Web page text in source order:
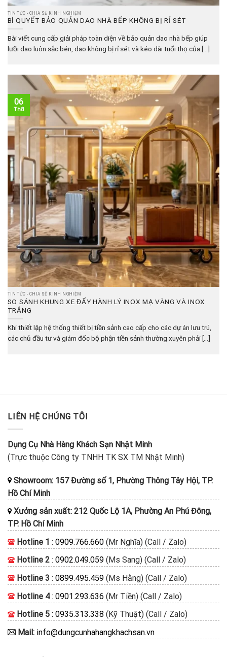
TIN TỨC - CHIA SẺ KINH NGHIỆM
BÍ QUYẾT BẢO QUẢN DAO NHÀ BẾP KHÔNG BỊ RỈ SÉT
Bài viết cung cấp giải pháp toàn diện về bảo quản dao nhà bếp giúp
lưỡi dao luôn sắc bén, dao không bị rỉ sét và kéo dài tuổi thọ của [...]
TIN TỨC - CHIA SẺ KINH NGHIỆM
SO SÁNH KHUNG XE ĐẨY HÀNH LÝ INOX MẠ VÀNG VÀ INOX
TRẮNG
Khi thiết lập hệ thống thiết bị tiền sảnh cao cấp cho các dự án lưu trú,
các chủ đầu tư và giám đốc bộ phận tiền sảnh thường xuyên phải [...]
06
Th8
LIÊN HỆ CHÚNG TÔI
Dụng Cụ Nhà Hàng Khách Sạn Nhật Minh
(Trực thuộc Công ty TNHH TK SX TM Nhật Minh)
Showroom: 157 Đường số 1, Phường Thông Tây Hội, TP.
Hồ Chí Minh
Xưởng sản xuất: 212 Quốc Lộ 1A, Phường An Phú Đông,
TP. Hồ Chí Minh
Hotline 1 : 0909.766.660 (Mr Nghĩa) (Call / Zalo)
Hotline 2 : 0902.049.059 (Ms Sang) (Call / Zalo)
Hotline 3 : 0899.495.459 (Ms Hằng) (Call / Zalo)
Hotline 4: 0901.293.636 (Mr Tiền) (Call / Zalo)
Hotline 5 : 0935.313.338 (Kỹ Thuật) (Call / Zalo)
Mail: info@dungcunhahangkhachsan.vn